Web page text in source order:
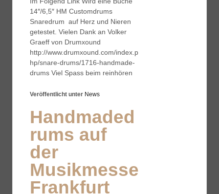
14″/6,5″ HM Customdrums
Snaredrum auf Herz und Nieren
getestet. Vielen Dank an Volker
Graeff von Drumxound
http://www.drumxound.com/index.p
hp/snare-drums/1716-handmade-
drums Viel Spass beim reinhören
Veröffentlicht unter News
Handmaded
rums auf
der
Musikmesse
Frankfurt